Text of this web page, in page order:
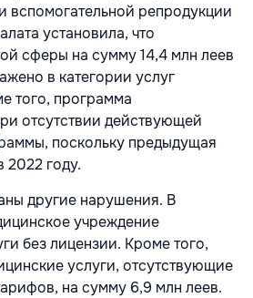
вспомогательной репродукции
установила, что
сферы на сумму 14,4 млн леев
в категории услуг
того, программа
отсутствии действующей
поскольку предыдущая
2022 году.
другие нарушения. В
учреждение
без лицензии. Кроме того,
услуги, отсутствующие
на сумму 6,9 млн леев.